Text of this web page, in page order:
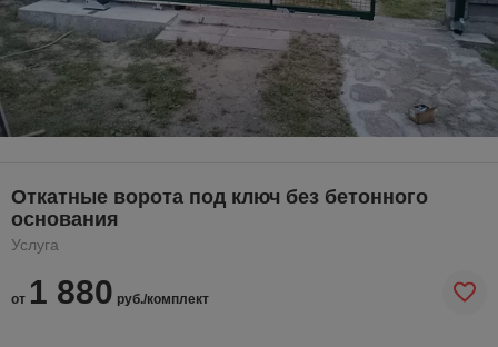
Откатные ворота под ключ без бетонного
основания
Услуга
от 1 880 руб./комплект